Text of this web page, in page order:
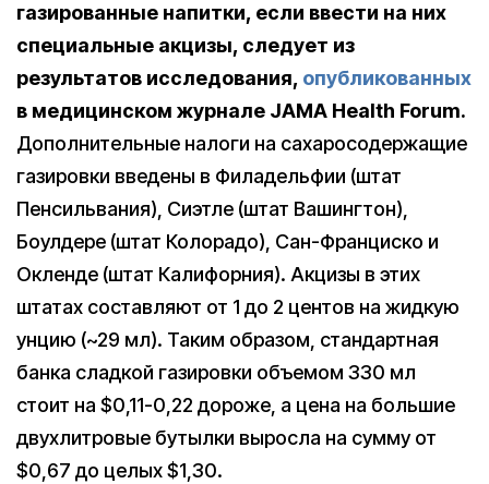
газированные напитки, если ввести на них
специальные акцизы, следует из
результатов исследования, опубликованных
в медицинском журнале JAMA Health Forum.
Дополнительные налоги на сахаросодержащие
газировки введены в Филадельфии (штат
Пенсильвания), Сиэтле (штат Вашингтон),
Боулдере (штат Колорадо), Сан-Франциско и
Окленде (штат Калифорния). Акцизы в этих
штатах составляют от 1 до 2 центов на жидкую
унцию (~29 мл). Таким образом, стандартная
банка сладкой газировки объемом 330 мл
стоит на $0,11-0,22 дороже, а цена на большие
двухлитровые бутылки выросла на сумму от
$0,67 до целых $1,30.